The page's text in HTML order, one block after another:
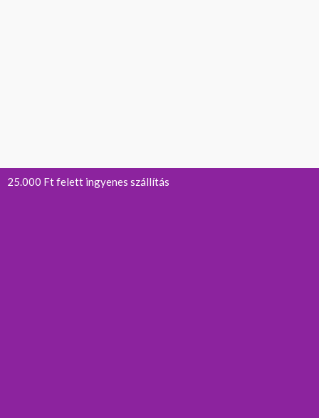
25.000 Ft felett ingyenes szállítás